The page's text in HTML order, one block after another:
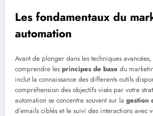
Les fondamentaux du
automation
Avant de plonger dans les techniques
comprendre les principes de base du
inclut la connaissance des differents outils
compréhension des objectifs visés par votre
automation se concentre souvent sur la gestion
d’emails ciblés et le suivi des interactions avec